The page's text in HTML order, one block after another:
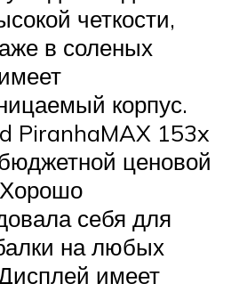
четкости,
в соленых
корпус.
PiranhaMAX 153x
ценовой
Хорошо
себя для
на любых
имеет